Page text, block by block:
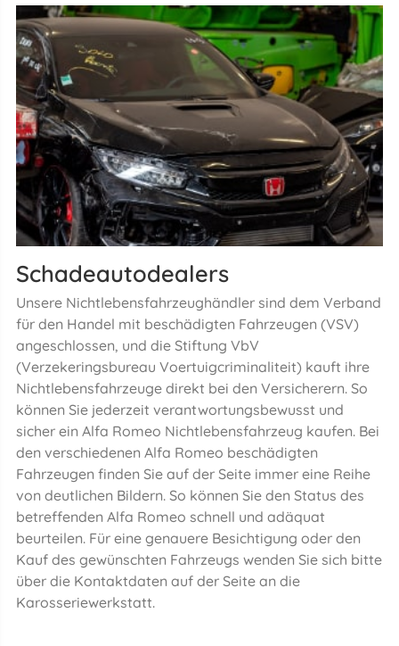
Schadeautodealers
Unsere Nichtlebensfahrzeughändler sind dem Verband
für den Handel mit beschädigten Fahrzeugen (VSV)
angeschlossen, und die Stiftung VbV
(Verzekeringsbureau Voertuigcriminaliteit) kauft ihre
Nichtlebensfahrzeuge direkt bei den Versicherern. So
können Sie jederzeit verantwortungsbewusst und
sicher ein Alfa Romeo Nichtlebensfahrzeug kaufen. Bei
den verschiedenen Alfa Romeo beschädigten
Fahrzeugen finden Sie auf der Seite immer eine Reihe
von deutlichen Bildern. So können Sie den Status des
betreffenden Alfa Romeo schnell und adäquat
beurteilen. Für eine genauere Besichtigung oder den
Kauf des gewünschten Fahrzeugs wenden Sie sich bitte
über die Kontaktdaten auf der Seite an die
Karosseriewerkstatt.